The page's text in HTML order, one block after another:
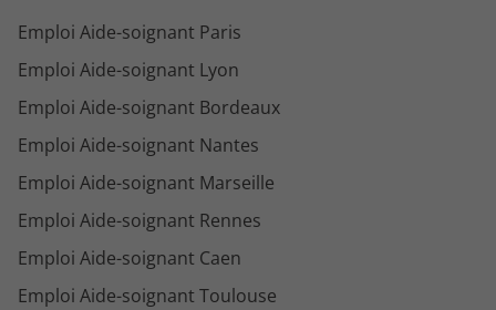
Emploi Aide-soignant Paris
Emploi Aide-soignant Lyon
Emploi Aide-soignant Bordeaux
Emploi Aide-soignant Nantes
Emploi Aide-soignant Marseille
Emploi Aide-soignant Rennes
Emploi Aide-soignant Caen
Emploi Aide-soignant Toulouse